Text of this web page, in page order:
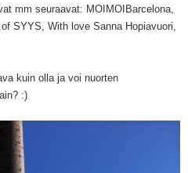
mm seuraavat: MOIMOIBarcelona,
SYYS, With love Sanna Hopiavuori,
kuin olla ja voi nuorten
:)